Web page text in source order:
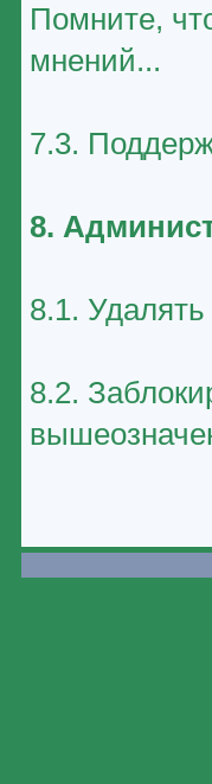
Помните,
мнений...
7.3.
8.
8.1.
8.2.